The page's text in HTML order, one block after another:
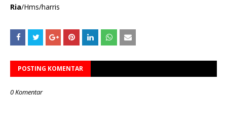
Ria/Hms/harris
POSTING KOMENTAR
0 Komentar